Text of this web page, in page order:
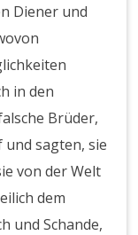
Diener und
in den
Brüder,
sagten, sie
von der Welt
dem
und Schande,